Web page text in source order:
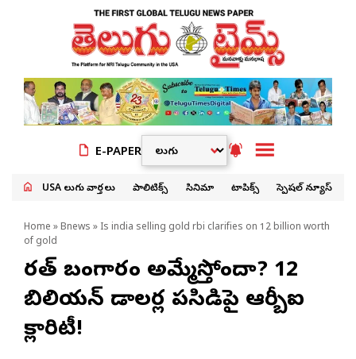
E-PAPER
USA తెలుగు వార్తలు పాలిటిక్స్ సినిమా టాపిక్స్ స్పెషల్ న్యూస్
Home » Bnews » Is india selling gold rbi clarifies on 12 billion worth
of gold
భారత్ బంగారం అమ్మేస్తోందా? 12
బిలియన్ డాలర్ల పసిడిపై ఆర్బీఐ
క్లారిటీ!